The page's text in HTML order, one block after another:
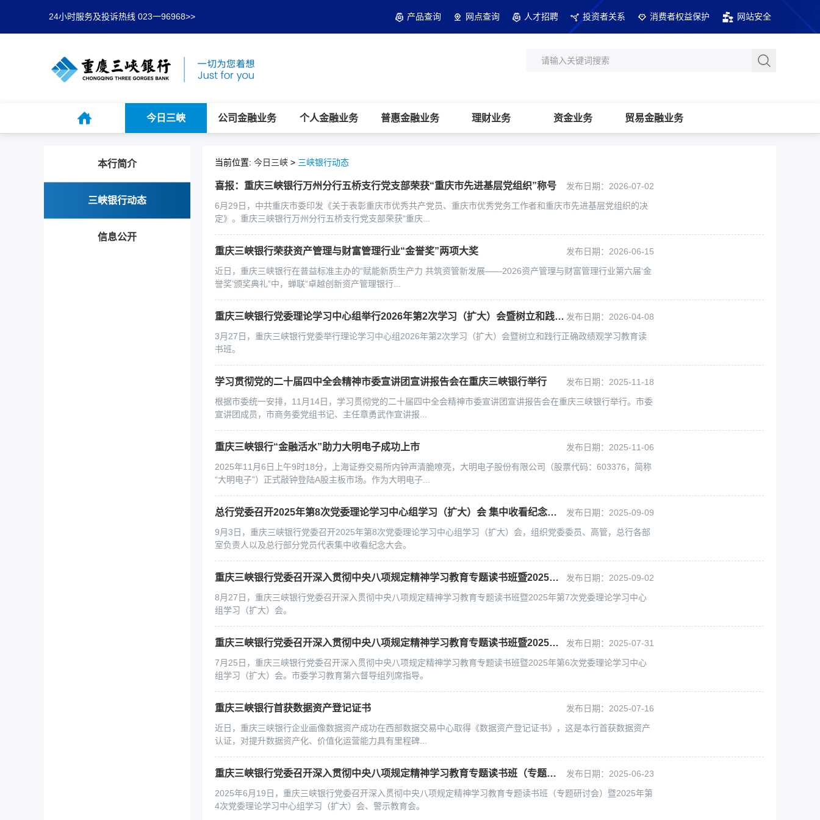
24小时服务及投诉热线 023一96968>> 产品查询 网点查询 人才招聘 投资者关系 消费者权益保护 网站安全
今日三峡 公司金融业务 个人金融业务 普惠金融业务 理财业务 资金业务 贸易金融业务
本行简介
三峡银行动态
信息公开
当前位置:今日三峡 > 三峡银行动态
发布日期：2026-07-02
喜报：重庆三峡银行万州分行五桥支行党支部荣获“重庆市先进基层党组织”称号
6月29日，中共重庆市委印发《关于表彰重庆市优秀共产党员、重庆市优秀党务工作者和重庆市先进基层党组织的决
定》。重庆三峡银行万州分行五桥支行党支部荣获“重庆...
发布日期：2026-06-15
重庆三峡银行荣获资产管理与财富管理行业“金誉奖”两项大奖
近日，重庆三峡银行在普益标准主办的“赋能新质生产力 共筑资管新发展——2026资产管理与财富管理行业第六届‘金
誉奖’颁奖典礼”中，蝉联“卓越创新资产管理银行...
发布日期：2026-04-08
重庆三峡银行党委理论学习中心组举行2026年第2次学习（扩大）会暨树立和践行正确政绩观学习教育读书班
3月27日，重庆三峡银行党委举行理论学习中心组2026年第2次学习（扩大）会暨树立和践行正确政绩观学习教育读
书班。
发布日期：2025-11-18
学习贯彻党的二十届四中全会精神市委宣讲团宣讲报告会在重庆三峡银行举行
根据市委统一安排，11月14日，学习贯彻党的二十届四中全会精神市委宣讲团宣讲报告会在重庆三峡银行举行。市委
宣讲团成员，市商务委党组书记、主任章勇武作宣讲报...
发布日期：2025-11-06
重庆三峡银行“金融活水”助力大明电子成功上市
2025年11月6日上午9时18分，上海证券交易所内钟声清脆嘹亮，大明电子股份有限公司（股票代码：603376，简称
“大明电子”）正式敲钟登陆A股主板市场。作为大明电子...
发布日期：2025-09-09
总行党委召开2025年第8次党委理论学习中心组学习（扩大）会 集中收看纪念中国人民抗日战争暨世界反法西斯战争胜利80周年大会
9月3日，重庆三峡银行党委召开2025年第8次党委理论学习中心组学习（扩大）会，组织党委委员、高管，总行各部
室负责人以及总行部分党员代表集中收看纪念大会。
发布日期：2025-09-02
重庆三峡银行党委召开深入贯彻中央八项规定精神学习教育专题读书班暨2025年第7次党委理论学习中心组学习（扩大）会
8月27日，重庆三峡银行党委召开深入贯彻中央八项规定精神学习教育专题读书班暨2025年第7次党委理论学习中心
组学习（扩大）会。
发布日期：2025-07-31
重庆三峡银行党委召开深入贯彻中央八项规定精神学习教育专题读书班暨2025年第6次党委理论学习中心组学习（扩大）会
7月25日，重庆三峡银行党委召开深入贯彻中央八项规定精神学习教育专题读书班暨2025年第6次党委理论学习中心
组学习（扩大）会。市委学习教育第六督导组列席指导。
发布日期：2025-07-16
重庆三峡银行首获数据资产登记证书
近日，重庆三峡银行企业画像数据资产成功在西部数据交易中心取得《数据资产登记证书》，这是本行首获数据资产
认证，对提升数据资产化、价值化运营能力具有里程碑...
发布日期：2025-06-23
重庆三峡银行党委召开深入贯彻中央八项规定精神学习教育专题读书班（专题研讨会）暨2025年第4次党委理论学习中心组学习（扩大）会、警示教育会
2025年6月19日，重庆三峡银行党委召开深入贯彻中央八项规定精神学习教育专题读书班（专题研讨会）暨2025年第
4次党委理论学习中心组学习（扩大）会、警示教育会。